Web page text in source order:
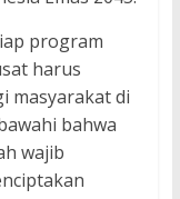
program
harus
masyarakat di
bahwa
wajib